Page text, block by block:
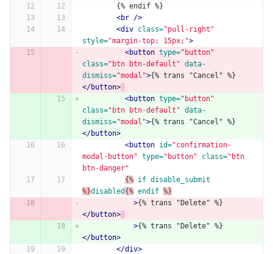
        {% endif %}
<br />
<div class="pull-right"
style="margin-top: 15px;">
<button type="button"
class="btn btn-default" data-
dismiss="modal">{% trans "Cancel" %}
</button>
<button type="button"
class="btn btn-default" data-
dismiss="modal">{% trans "Cancel" %}
</button>
<button id="confirmation-
modal-button" type="button" class="btn
btn-danger"
{% if disable_submit
%}disabled {% endif %}
>{% trans "Delete" %}
</button>
>{% trans "Delete" %}
</button>
</div>